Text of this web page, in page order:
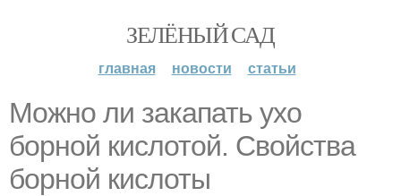
ЗЕЛЁНЫЙ САД
главная новости статьи
Можно ли закапать ухо
борной кислотой. Свойства
борной кислоты